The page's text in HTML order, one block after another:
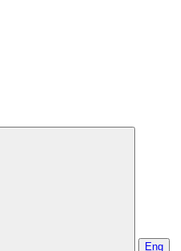
Eng